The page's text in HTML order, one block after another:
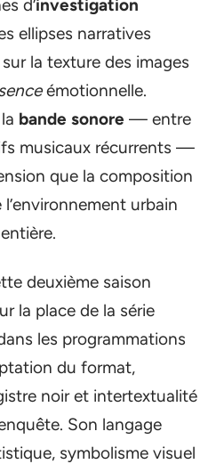
d’investigation
ellipses narratives
la texture des images
émotionnelle.
bande sonore — entre
musicaux récurrents —
que la composition
urbain
deuxième saison
la place de la série
les programmations
du format,
noir et intertextualité
Son langage
symbolisme visuel